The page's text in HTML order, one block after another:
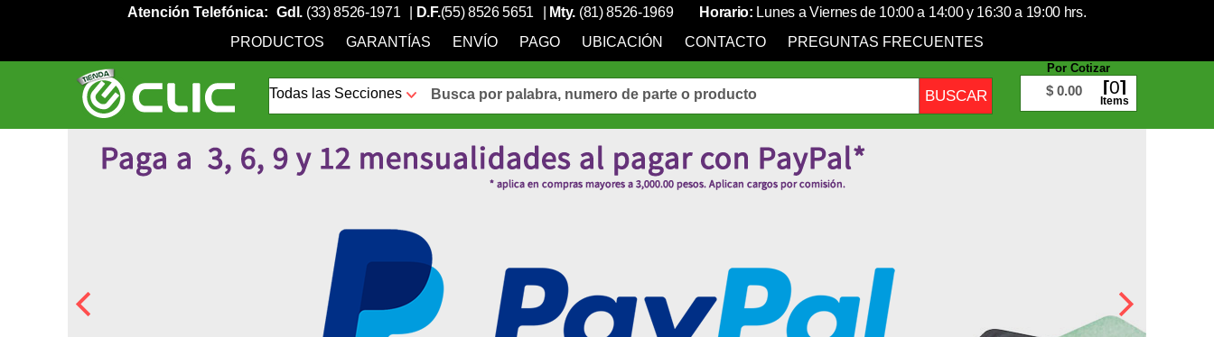
Atención Telefónica: Gdl. (33) 8526-1971 D.F.(55) 8526 5651 Mty. (81) 8526-1969 Horario: Lunes a Viernes de 10:00 a 14:00 y 16:30 a 19:00 hrs.
PRODUCTOS
GARANTÍAS ENVÍO PAGO UBICACIÓN CONTACTO PREGUNTAS FRECUENTES
Por Cotizar
$ 0.00 0
Items